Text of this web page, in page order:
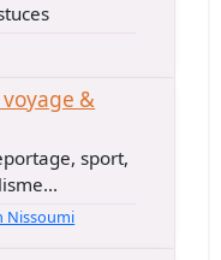
voyage &
sport,
Nissoumi